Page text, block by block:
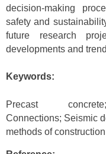
decision-making
safety and
future research
developments and
Keywords:
Precast
Connections; Seismic
methods of